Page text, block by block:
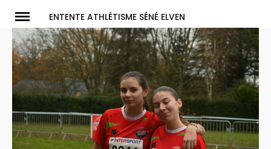
content
ENTENTE ATHLÉTISME SÉNÉ ELVEN